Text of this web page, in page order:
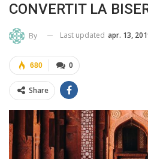
CONVERTIT LA
By Last updated apr. 13,
0
680
Share